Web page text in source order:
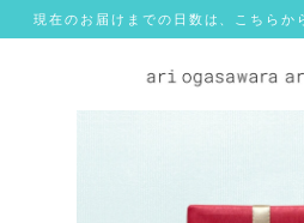
現在のお届けまでの日数は、こち